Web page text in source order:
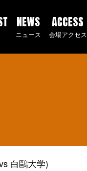
NEWS
ニュース
ACCESS
会場アクセス
白鷗大学)